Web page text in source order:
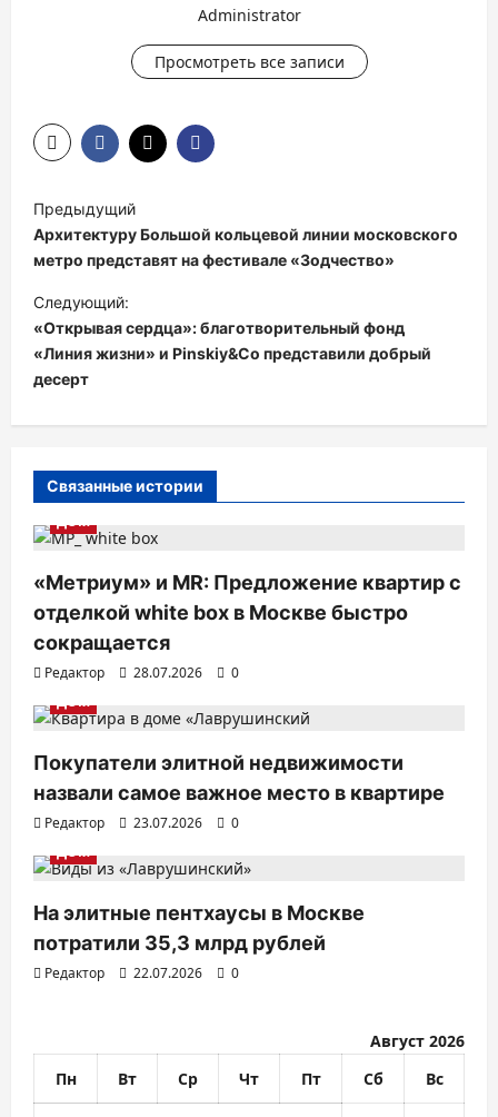
Administrator
Просмотреть все записи
а
в
и
г
а
я
п
о
з
а
п
и
с
Предыдущий
Архитектуру Большой кольцевой линии московского
метро представят на фестивале «Зодчество»
Следующий:
«Открывая сердца»: благотворительный фонд
«Линия жизни» и Pinskiy&Co представили добрый
десерт
Связанные истории
ДОМ
«Метриум» и MR: Предложение квартир с
отделкой white box в Москве быстро
сокращается
Редактор 28.07.2026
0
ДОМ
Покупатели элитной недвижимости
назвали самое важное место в квартире
Редактор 23.07.2026
0
ДОМ
На элитные пентхаусы в Москве
потратили 35,3 млрд рублей
Редактор 22.07.2026 0
Август 2026
Пн
Вт Ср Чт Пт Сб Вс